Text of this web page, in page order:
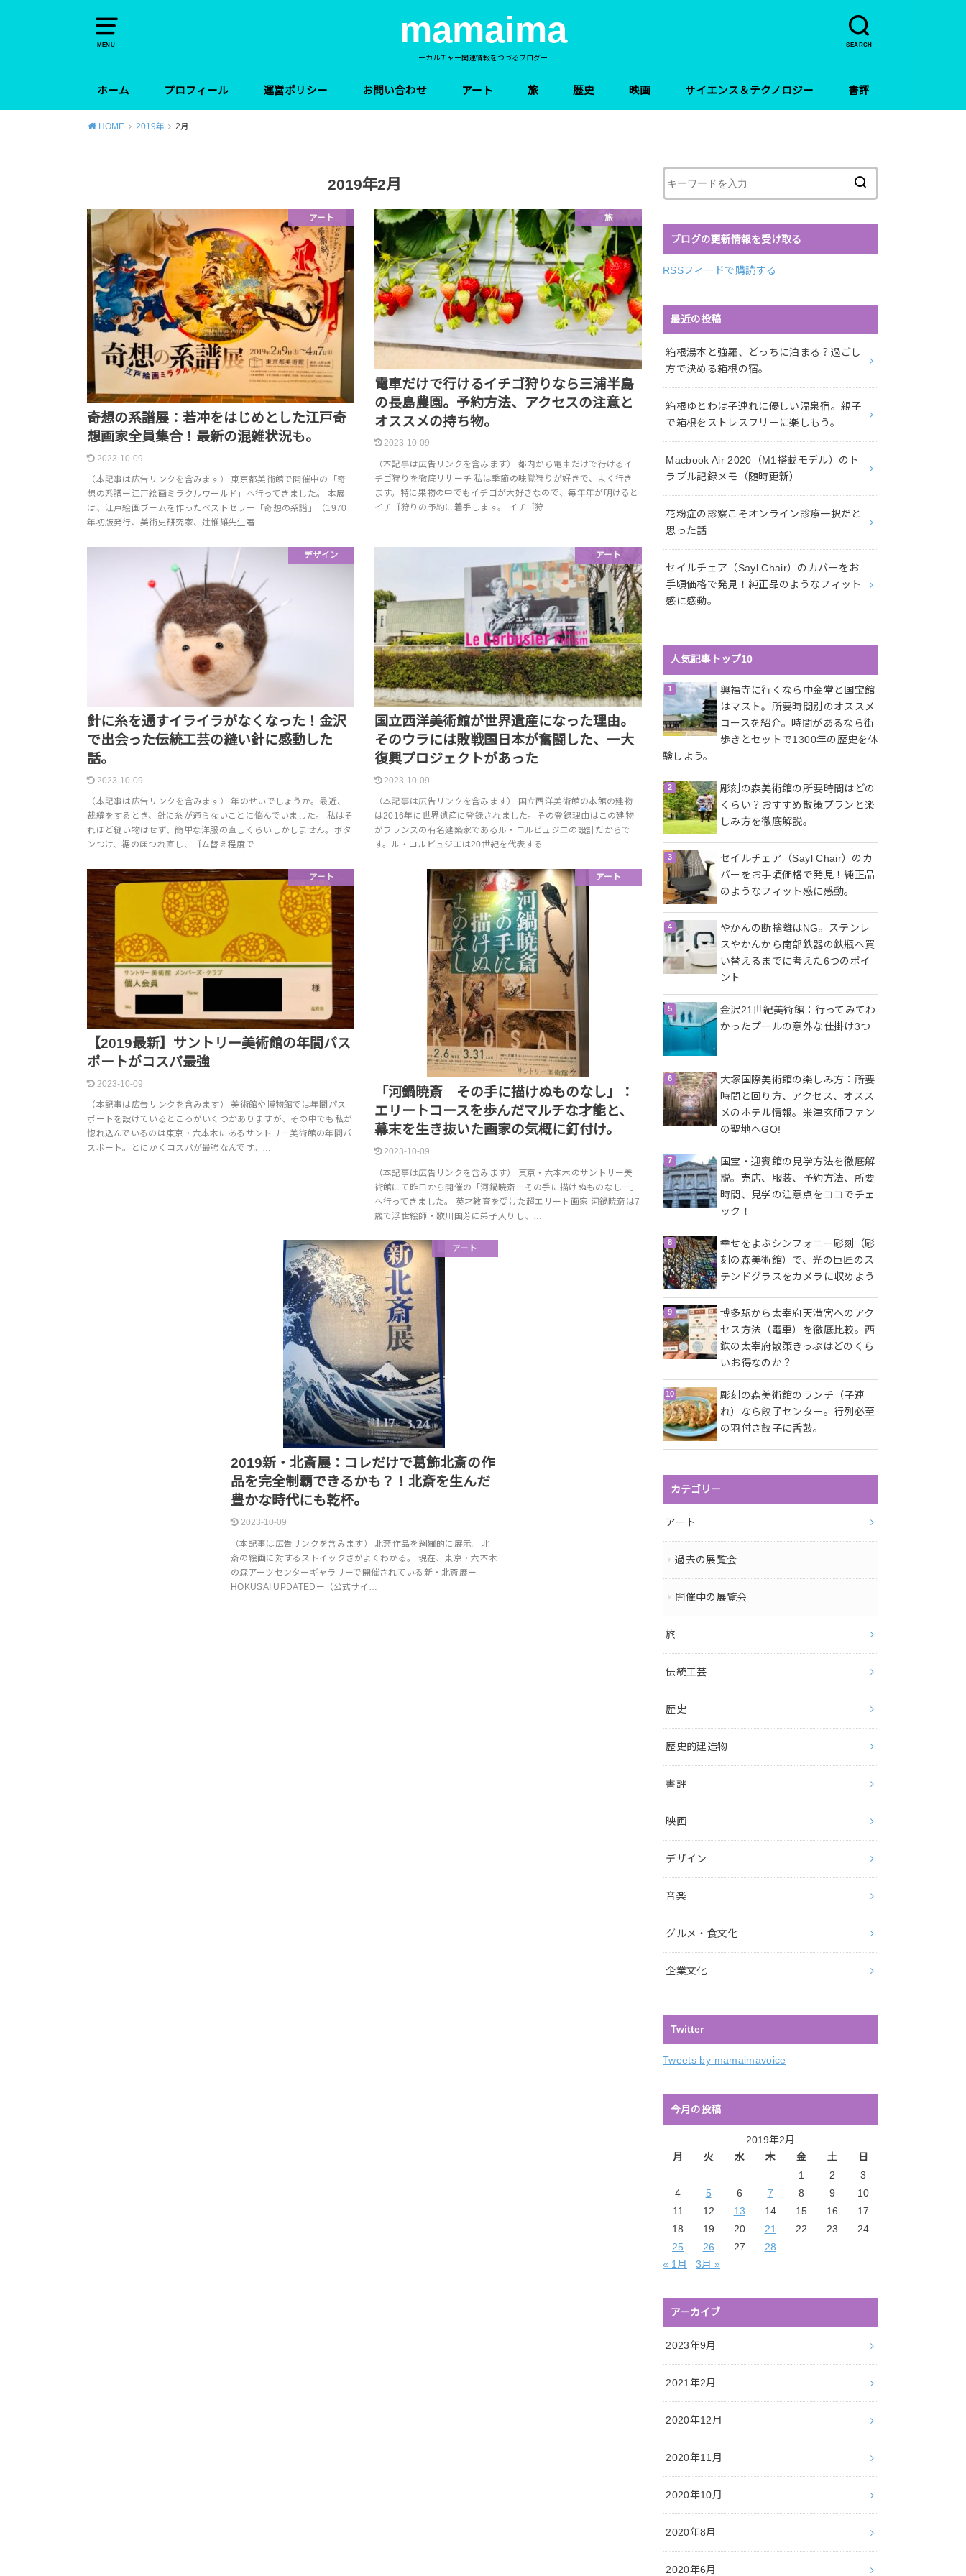
MENU SEARCH
mamaima
ーカルチャー関連情報をつづるブログー
ホーム プロフィール 運営ポリシー お問い合わせ アート 旅 歴史 映画 サイエンス＆テクノロジー 書評
HOME 2019年 2月
2019年2月
アート
奇想の系譜展：若冲をはじめとした江戸奇
想画家全員集合！最新の混雑状況も。
2023-10-09
（本記事は広告リンクを含みます） 東京都美術館で開催中の「奇
想の系譜ー江戸絵画ミラクルワールド」へ行ってきました。 本展
は、江戸絵画ブームを作ったベストセラー「奇想の系譜」（1970
年初版発行、美術史研究家、辻惟雄先生著…
旅
電車だけで行けるイチゴ狩りなら三浦半島
の長島農園。予約方法、アクセスの注意と
オススメの持ち物。
2023-10-09
（本記事は広告リンクを含みます） 都内から電車だけで行けるイ
チゴ狩りを徹底リサーチ 私は季節の味覚狩りが好きで、よく行き
ます。特に果物の中でもイチゴが大好きなので、毎年年が明けると
イチゴ狩りの予約に着手します。 イチゴ狩…
デザイン
針に糸を通すイライラがなくなった！金沢
で出会った伝統工芸の縫い針に感動した
話。
2023-10-09
（本記事は広告リンクを含みます） 年のせいでしょうか。最近、
裁縫をするとき、針に糸が通らないことに悩んでいました。 私はそ
れほど縫い物はせず、簡単な洋服の直しくらいしかしません。ボタ
ンつけ、裾のほつれ直し、ゴム替え程度で…
アート
国立西洋美術館が世界遺産になった理由。
そのウラには敗戦国日本が奮闘した、一大
復興プロジェクトがあった
2023-10-09
（本記事は広告リンクを含みます） 国立西洋美術館の本館の建物
は2016年に世界遺産に登録されました。その登録理由はこの建物
がフランスの有名建築家であるル・コルビュジエの設計だからで
す。ル・コルビュジエは20世紀を代表する…
アート
【2019最新】サントリー美術館の年間パス
ポートがコスパ最強
2023-10-09
（本記事は広告リンクを含みます） 美術館や博物館では年間パス
ポートを設けているところがいくつかありますが、その中でも私が
惚れ込んでいるのは東京・六本木にあるサントリー美術館の年間パ
スポート。とにかくコスパが最強なんです。…
アート
「河鍋暁斎 その手に描けぬものなし」：
エリートコースを歩んだマルチな才能と、
幕末を生き抜いた画家の気概に釘付け。
2023-10-09
（本記事は広告リンクを含みます） 東京・六本木のサントリー美
術館にて昨日から開催の「河鍋暁斎ーその手に描けぬものなしー」
へ行ってきました。 英才教育を受けた超エリート画家 河鍋暁斎は7
歳で浮世絵師・歌川国芳に弟子入りし、…
アート
2019新・北斎展：コレだけで葛飾北斎の作
品を完全制覇できるかも？！北斎を生んだ
豊かな時代にも乾杯。
2023-10-09
（本記事は広告リンクを含みます） 北斎作品を網羅的に展示。北
斎の絵画に対するストイックさがよくわかる。 現在、東京・六本木
の森アーツセンターギャラリーで開催されている新・北斎展ー
HOKUSAI UPDATEDー（公式サイ…
ブログの更新情報を受け取る
RSSフィードで購読する
最近の投稿
箱根湯本と強羅、どっちに泊まる？過ごし
方で決める箱根の宿。
箱根ゆとわは子連れに優しい温泉宿。親子
で箱根をストレスフリーに楽しもう。
Macbook Air 2020（M1搭載モデル）のト
ラブル記録メモ（随時更新）
花粉症の診察こそオンライン診療一択だと
思った話
セイルチェア（Sayl Chair）のカバーをお
手頃価格で発見！純正品のようなフィット
感に感動。
人気記事トップ10
興福寺に行くなら中金堂と国宝館
はマスト。所要時間別のオススメ
コースを紹介。時間があるなら街
歩きとセットで1300年の歴史を体
験しよう。
彫刻の森美術館の所要時間はどの
くらい？おすすめ散策プランと楽
しみ方を徹底解説。
セイルチェア（Sayl Chair）のカ
バーをお手頃価格で発見！純正品
のようなフィット感に感動。
やかんの断捨離はNG。ステンレ
スやかんから南部鉄器の鉄瓶へ買
い替えるまでに考えた6つのポイ
ント
金沢21世紀美術館：行ってみてわ
かったプールの意外な仕掛け3つ
大塚国際美術館の楽しみ方：所要
時間と回り方、アクセス、オスス
メのホテル情報。米津玄師ファン
の聖地へGO!
国宝・迎賓館の見学方法を徹底解
説。売店、服装、予約方法、所要
時間、見学の注意点をココでチェ
ック！
幸せをよぶシンフォニー彫刻（彫
刻の森美術館）で、光の巨匠のス
テンドグラスをカメラに収めよう
博多駅から太宰府天満宮へのアク
セス方法（電車）を徹底比較。西
鉄の太宰府散策きっぷはどのくら
いお得なのか？
彫刻の森美術館のランチ（子連
れ）なら餃子センター。行列必至
の羽付き餃子に舌鼓。
カテゴリー
アート
過去の展覧会
開催中の展覧会
旅
伝統工芸
歴史
歴史的建造物
書評
映画
デザイン
音楽
グルメ・食文化
企業文化
Twitter
Tweets by mamaimavoice
今月の投稿
2019年2月
月
火 水 木 金 土
日
1
2
3
4
5 6 7 8 9
10
11
12 13 14 15 16
17
18
19 20 21 22 23
24
25
26 27
28
« 1月
3月 »
アーカイブ
2023年9月
2021年2月
2020年12月
2020年11月
2020年10月
2020年8月
2020年6月